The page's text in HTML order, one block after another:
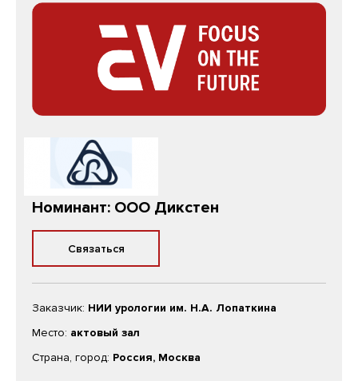
Номинант: ООО Дикстен
Связаться
Заказчик: НИИ урологии им. Н.А. Лопаткина
Место: актовый зал
Страна, город: Россия, Москва